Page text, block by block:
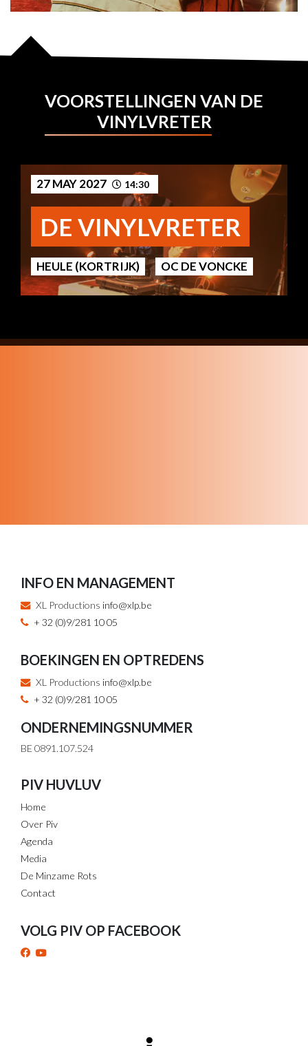
VOORSTELLINGEN VAN DE
VINYLVRETER
27 MAY 2027 14:30
DE VINYLVRETER
HEULE (KORTRIJK) OC DE VONCKE
INFO EN MANAGEMENT
XL Productions info@xlp.be
+ 32 (0)9/281 10 05
BOEKINGEN EN OPTREDENS
XL Productions info@xlp.be
+ 32 (0)9/281 10 05
ONDERNEMINGSNUMMER
BE 0891.107.524
PIV HUVLUV
Home
Over Piv
Agenda
Media
De Minzame Rots
Contact
VOLG PIV OP FACEBOOK